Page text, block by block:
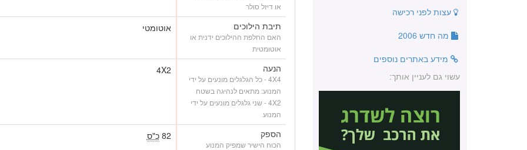
עצות לפני רכישה
מה חדש 2006
מידע באתרים נוספים
עשוי גם לעניין אותך:
או דיזל סולר
תיבת הילוכים
האם החלפת ההילוכים ידנית או
אוטומטית
אוטומטי
הנעה
4X4 - כל הגלגלים מונעים על ידי
המנוע: מתאים לנהיגה בשטח
4X2 - שני גלגלים מונעים על ידי
המנוע
4X2
הספק
הכוח הישיר שמפיק המנוע
82 כ"ס